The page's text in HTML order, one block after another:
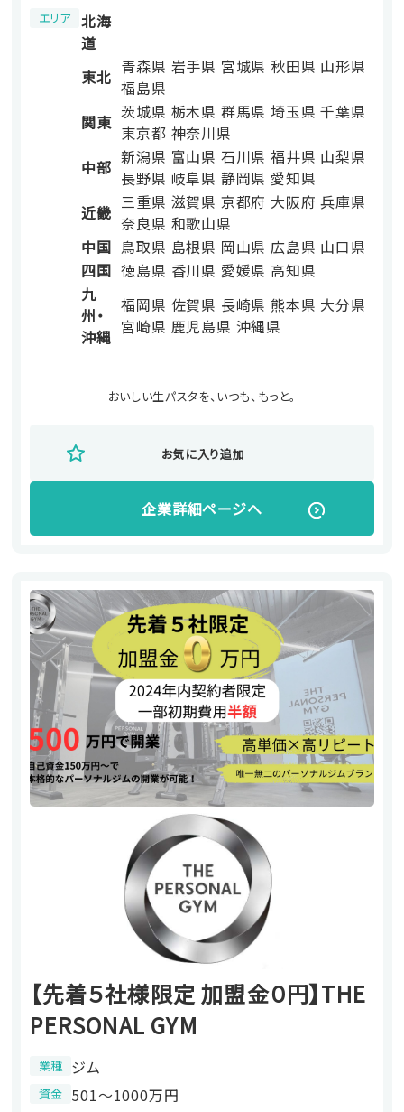
エリア
北海
道
東北 青森県 岩手県 宮城県 秋田県 山形県
福島県
関東 茨城県 栃木県 群馬県 埼玉県 千葉県
東京都 神奈川県
中部 新潟県 富山県 石川県 福井県 山梨県
長野県 岐阜県 静岡県 愛知県
近畿 三重県 滋賀県 京都府 大阪府 兵庫県
奈良県 和歌山県
中国 鳥取県 島根県 岡山県 広島県 山口県
四国 徳島県 香川県 愛媛県 高知県
九
州・
沖縄
福岡県 佐賀県 長崎県 熊本県 大分県
宮崎県 鹿児島県 沖縄県
おいしい生パスタを、いつも、もっと。
お気に入り追加
企業詳細ページへ
【先着５社様限定 加盟金０円】THE
PERSONAL GYM
業種 ジム
資金 501〜1000万円